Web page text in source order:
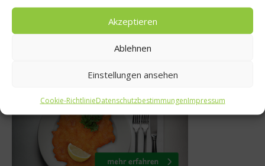
Akzeptieren
Ablehnen
Einstellungen ansehen
Cookie-RichtlinieDatenschutzbestimmungenImpressum